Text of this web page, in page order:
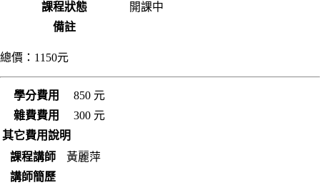
課程狀態
開課中
備註
總價： 1150元
學分費用
850 元
雜費費用
300 元
其它費用說明
課程講師
黃麗萍
講師簡歷